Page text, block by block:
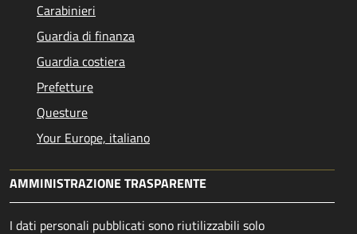
Carabinieri
Guardia di finanza
Guardia costiera
Prefetture
Questure
Your Europe, italiano
AMMINISTRAZIONE TRASPARENTE
I dati personali pubblicati sono riutilizzabili solo